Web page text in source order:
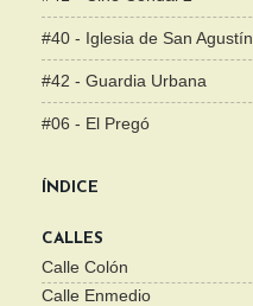
#40 - Iglesia de San Agustín
#42 - Guardia Urbana
#06 - El Pregó
ÍNDICE
CALLES
Calle Colón
Calle Enmedio